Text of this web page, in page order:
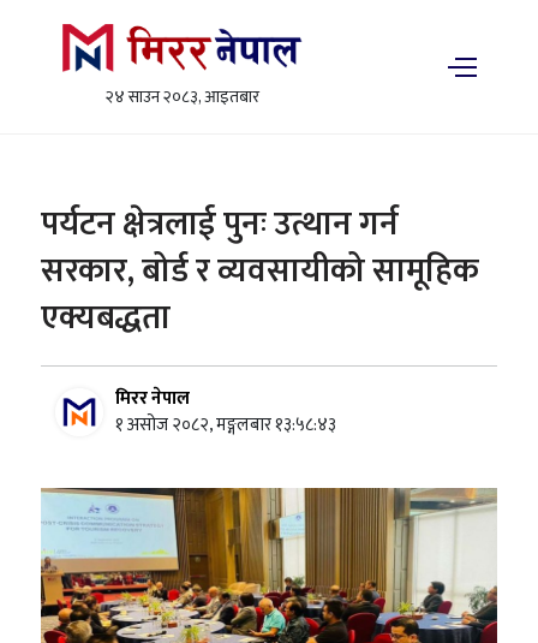
२४ साउन २०८३, आइतबार
पर्यटन क्षेत्रलाई पुनः उत्थान गर्न
सरकार, बोर्ड र व्यवसायीको सामूहिक
एक्यबद्धता
मिरर नेपाल
१ असोज २०८२, मङ्गलबार १३:५८:४३